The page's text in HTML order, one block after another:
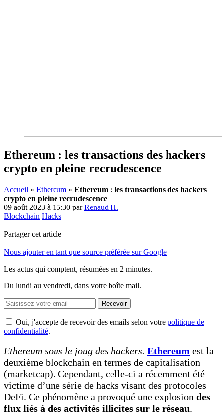
Ethereum : les transactions des hackers
crypto en pleine recrudescence
Accueil » Ethereum » Ethereum : les transactions des hackers
crypto en pleine recrudescence
09 août 2023 à 15:30 parRenaud H.
Blockchain Hacks
Partager cet article
Nous ajouter en tant que source préférée sur Google
Les actus qui comptent, résumées en 2 minutes.
Du lundi au vendredi, dans votre boîte mail.
Recevoir
Oui, j'accepte de recevoir des emails selon votre politique de
confidentialité.
Ethereum sous le joug des hackers. Ethereum est la
deuxième blockchain en termes de capitalisation
(marketcap). Cependant, celle-ci a récemment été
victime d’une série de hacks visant des protocoles
DeFi. Ce phénomène a provoqué une explosion des
flux liés à des activités illicites sur le réseau.